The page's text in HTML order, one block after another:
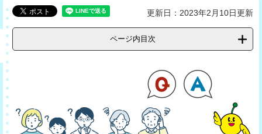
更新日：2023年2月10日更新
ページ内目次